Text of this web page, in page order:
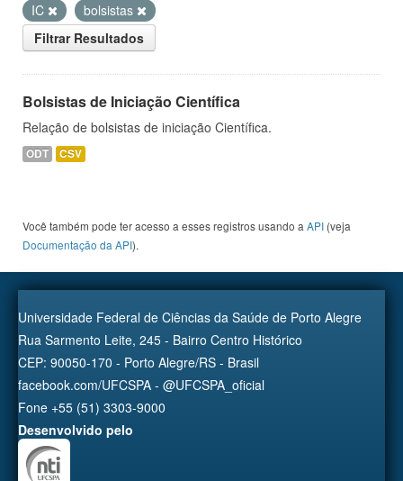
IC
bolsistas
Filtrar Resultados
Bolsistas de Iniciação Científica
Relação de bolsistas de iniciação Científica.
ODT CSV
Você também pode ter acesso a esses registros usando a API (veja
Documentação da API).
Universidade Federal de Ciências da Saúde de Porto Alegre
Rua Sarmento Leite, 245 - Bairro Centro Histórico
CEP: 90050-170 - Porto Alegre/RS - Brasil
facebook.com/UFCSPA - @UFCSPA_oficial
Fone +55 (51) 3303-9000
Desenvolvido pelo